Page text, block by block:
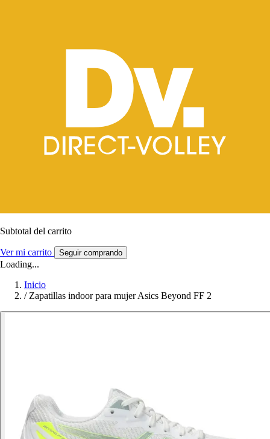
Subtotal del carrito
Ver mi carrito Seguir comprando
Loading...
Inicio
/ Zapatillas indoor para mujer Asics Beyond FF 2